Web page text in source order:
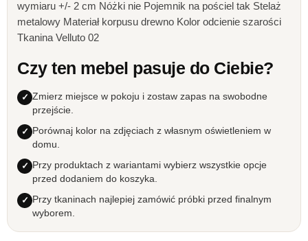
wymiaru +/- 2 cm Nóżki nie Pojemnik na pościel tak Stelaż
metalowy Materiał korpusu drewno Kolor odcienie szarości
Tkanina Velluto 02
Czy ten mebel pasuje do Ciebie?
Zmierz miejsce w pokoju i zostaw zapas na swobodne
przejście.
Porównaj kolor na zdjęciach z własnym oświetleniem w
domu.
Przy produktach z wariantami wybierz wszystkie opcje
przed dodaniem do koszyka.
Przy tkaninach najlepiej zamówić próbki przed finalnym
wyborem.